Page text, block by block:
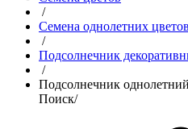
/
Семена однолетних цветов
/
Подсолнечник
/
Подсолнечник
Поиск/